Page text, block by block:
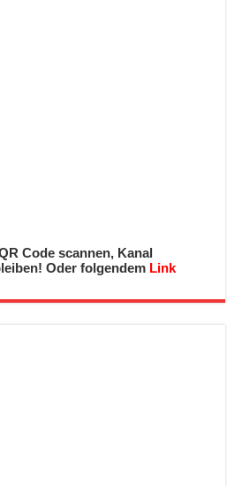
Code scannen, Kanal
Oder folgendem Link